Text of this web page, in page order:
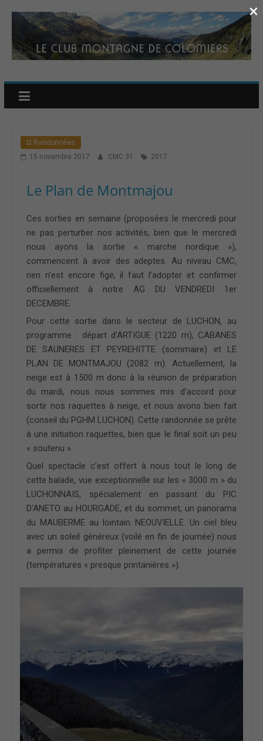
¤ Randonnées
15 novembre 2017
CMC 31 2017
Le Plan de Montmajou
Ces sorties en semaine (proposées le mercredi pour
ne pas perturber nos activités, bien que le mercredi
nous ayons la sortie « marche nordique »),
commencent à avoir des adeptes. Au niveau CMC,
rien n’est encore figé, il faut l’adopter et confirmer
officiellement à notre AG DU VENDREDI 1er
DECEMBRE.
Pour cette sortie dans le secteur de LUCHON, au
programme : départ d’ARTIGUE (1220 m), CABANES
DE SAUNERES ET PEYREHITTE (sommaire) et LE
PLAN DE MONTMAJOU (2082 m). Actuellement, la
neige est à 1500 m donc à la réunion de préparation
du mardi, nous nous sommes mis d’accord pour
sortir nos raquettes à neige, et nous avons bien fait
(conseil du PGHM LUCHON). Cette randonnée se prête
à une initiation raquettes, bien que le final soit un peu
« soutenu ».
Quel spectacle c’est offert à nous tout le long de
cette balade, vue exceptionnelle sur les « 3000 m » du
LUCHONNAIS, spécialement en passant du PIC
D’ANETO au HOURGADE, et du sommet, un panorama
du MAUBERME au lointain NEOUVIELLE. Un ciel bleu
avec un soleil généreux (voilé en fin de journée) nous
a permis de profiter pleinement de cette journée
(températures « presque printanières »).
×